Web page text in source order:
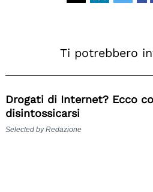
Ti potrebbero
Drogati di Internet? Ecco
disintossicarsi
Selected by Redazione